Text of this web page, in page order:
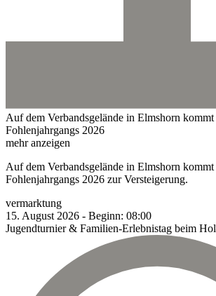
Auf dem Verbandsgelände in Elmshorn
Fohlenjahrgangs 2026
mehr anzeigen
Auf dem Verbandsgelände in Elmshorn
Fohlenjahrgangs 2026 zur Versteigerung.
vermarktung
15. August 2026 - Beginn: 08:00
Jugendturnier & Familien-Erlebnistag beim